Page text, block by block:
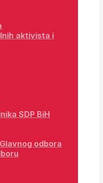
aktivista i
SDP BiH
odbora